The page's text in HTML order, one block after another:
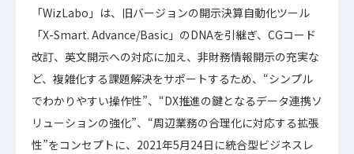
「WizLabo」は、旧バージョンの開示決算自動化ツール
「X-Smart. Advance/Basic」のDNAを引継ぎ、CGコード
改訂、英文開示への対応に加え、非財務情報開示の充実な
ど、複雑化する課題解決をサポートするため、“シンプル
でわかりやすい操作性”、“DX推進の鍵となるデータ連携ソ
リューションの強化”、“周辺業務の合理化に対応する拡張
性”をコンセプトに、2021年5月24日に統合型ビジネスレ